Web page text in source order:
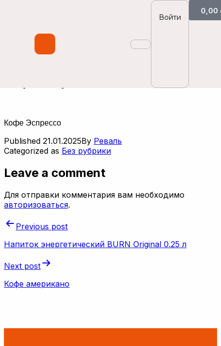
Войти
0,00
Кофе Эспрессо
Published 21.01.2025By Реваль
Categorized as Без рубрики
Leave a comment
Для отправки комментария вам необходимо
авторизоваться.
Previous post
Напиток энергетический BURN Original 0.25 л
Next post
Кофе американо